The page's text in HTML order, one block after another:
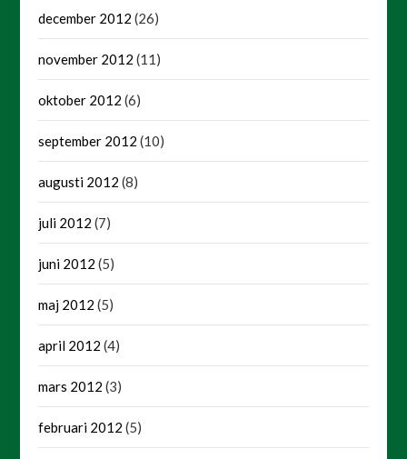
december 2012 (26)
november 2012 (11)
oktober 2012 (6)
september 2012 (10)
augusti 2012 (8)
juli 2012 (7)
juni 2012 (5)
maj 2012 (5)
april 2012 (4)
mars 2012 (3)
februari 2012 (5)